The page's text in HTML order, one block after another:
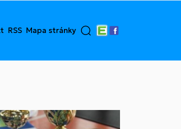
RSS Mapa stránky
Edupage
Facebook